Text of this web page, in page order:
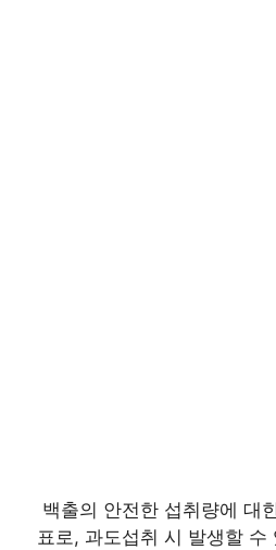
백출의 안전한 섭취량에 대
표로, 과도섭취 시 발생할 수